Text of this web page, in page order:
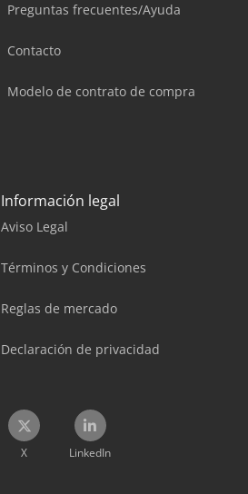
Preguntas frecuentes/Ayuda
Contacto
Modelo de contrato de compra
Información legal
Aviso Legal
Términos y Condiciones
Reglas de mercado
Declaración de privacidad
X LinkedIn